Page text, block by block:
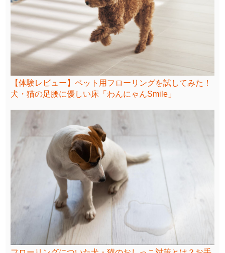
【体験レビュー】ペット用フローリングを試してみた！
犬・猫の足腰に優しい床「わんにゃんSmile」